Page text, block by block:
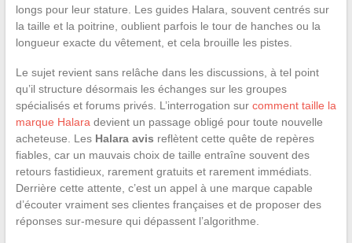
longs pour leur stature. Les guides Halara, souvent centrés sur
la taille et la poitrine, oublient parfois le tour de hanches ou la
longueur exacte du vêtement, et cela brouille les pistes.
Le sujet revient sans relâche dans les discussions, à tel point
qu’il structure désormais les échanges sur les groupes
spécialisés et forums privés. L’interrogation sur comment taille la
marque Halara devient un passage obligé pour toute nouvelle
acheteuse. Les Halara avis reflètent cette quête de repères
fiables, car un mauvais choix de taille entraîne souvent des
retours fastidieux, rarement gratuits et rarement immédiats.
Derrière cette attente, c’est un appel à une marque capable
d’écouter vraiment ses clientes françaises et de proposer des
réponses sur-mesure qui dépassent l’algorithme.